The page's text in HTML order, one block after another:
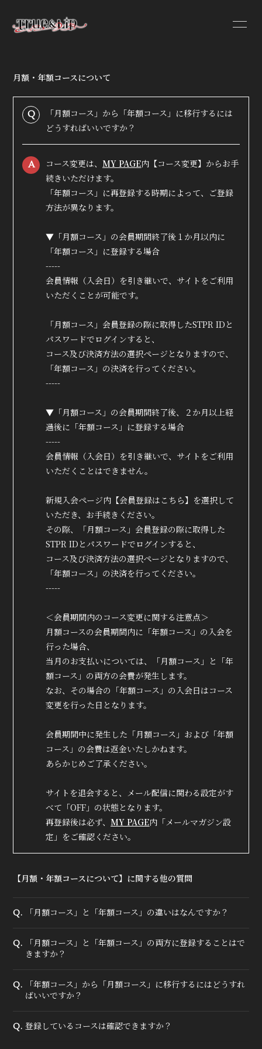
INFORMATION
PROFILE
DISCOGRAPHY
True&Lip
ファンクラブ
会員登録 ログイン
RADIO
Q&A
月額・年額コースについて
Q
「月額コース」から「年額コース」に移行するには
どうすればいいですか？
A コース変更は、MY PAGE内【コース変更】からお手
続きいただけます。
「年額コース」に再登録する時期によって、ご登録
方法が異なります。
▼「月額コース」の会員期間終了後１か月以内に
「年額コース」に登録する場合
-----
会員情報（入会日）を引き継いで、サイトをご利用
いただくことが可能です。
「月額コース」会員登録の際に取得したSTPR IDと
パスワードでログインすると、
コース及び決済方法の選択ページとなりますので、
「年額コース」の決済を行ってください。
-----
▼「月額コース」の会員期間終了後、２か月以上経
過後に「年額コース」に登録する場合
-----
会員情報（入会日）を引き継いで、サイトをご利用
いただくことはできません。
新規入会ページ内【会員登録はこちら】を選択して
いただき、お手続きください。
その際、「月額コース」会員登録の際に取得した
STPR IDとパスワードでログインすると、
コース及び決済方法の選択ページとなりますので、
「年額コース」の決済を行ってください。
-----
＜会員期間内のコース変更に関する注意点＞
月額コースの会員期間内に「年額コース」の入会を
行った場合、
当月のお支払いについては、「月額コース」と「年
額コース」の両方の会費が発生します。
なお、その場合の「年額コース」の入会日はコース
変更を行った日となります。
会員期間中に発生した「月額コース」および「年額
コース」の会費は返金いたしかねます。
あらかじめご了承ください。
サイトを退会すると、メール配信に関わる設定がす
べて「OFF」の状態となります。
再登録後は必ず、MY PAGE内「メールマガジン設
定」をご確認ください。
【月額・年額コースについて】に関する他の質問
Q. 「月額コース」と「年額コース」の違いはなんですか？
Q.
「月額コース」と「年額コース」の両方に登録することはで
きますか？
Q.
「年額コース」から「月額コース」に移行するにはどうすれ
ばいいですか？
Q. 登録しているコースは確認できますか？